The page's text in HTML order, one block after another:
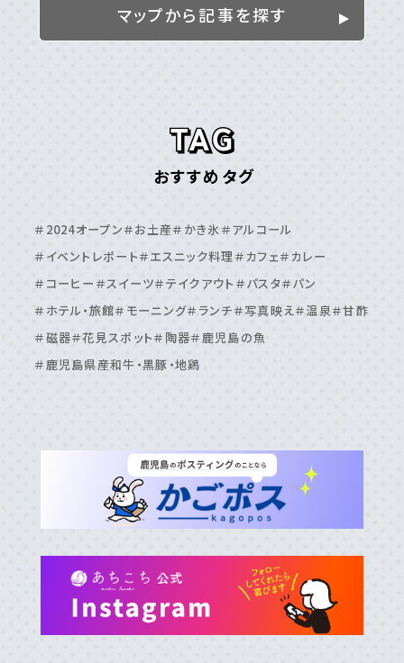
離島
＃伊集院周辺
＃吉⽥・吉野周辺
＃天⽂館周辺
＃桜島周辺
＃鴨池・与次郎周辺 ＃鹿児島駅周辺
マップから記事を探す
おすすめタグ
＃2024オープン＃お土産＃かき氷＃アルコール
＃イベントレポート＃エスニック料理＃カフェ＃カレー
＃コーヒー ＃スイーツ＃テイクアウト ＃パスタ＃パン
＃ホテル・旅館＃モーニング＃ランチ＃写真映え＃温泉＃甘酢
＃磁器＃花見スポット＃陶器＃鹿児島の魚
＃鹿児島県産和牛・黒豚・地鶏